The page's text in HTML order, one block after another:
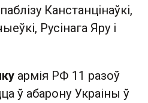
Канстанцінаўкі,
Русінага Яру і
армія РФ 11 разоў
ў абарону Украіны ў